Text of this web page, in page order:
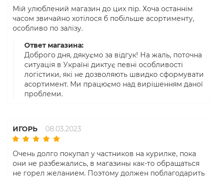
Мій улюблений магазин до цих пір. Хоча останнім
часом звичайно хотілося б побільше асортименту,
особливо по залізу.
Ответ магазина:
Доброго дня, дякуємо за відгук! На жаль, поточна
ситуація в Україні диктує певні особливості
логістики, які не дозволяють швидко сформувати
асортимент. Ми працюємо над вирішенням даної
проблеми.
ИГОРЬ 08.03.2023
Очень долго покупал у частников на курилке, пока
они не разбежались, в магазины как-то обращаться
не горел желанием. Поэтому должен поблагодарить